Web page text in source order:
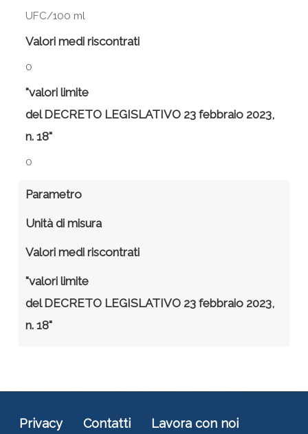
UFC/100 ml
Valori medi riscontrati
0
"valori limite
del DECRETO LEGISLATIVO 23 febbraio 2023,
n. 18"
0
Parametro
Unità di misura
Valori medi riscontrati
"valori limite
del DECRETO LEGISLATIVO 23 febbraio 2023,
n. 18"
Privacy Contatti
Lavora con noi